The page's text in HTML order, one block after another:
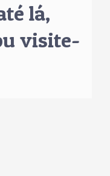
lá,
visite-